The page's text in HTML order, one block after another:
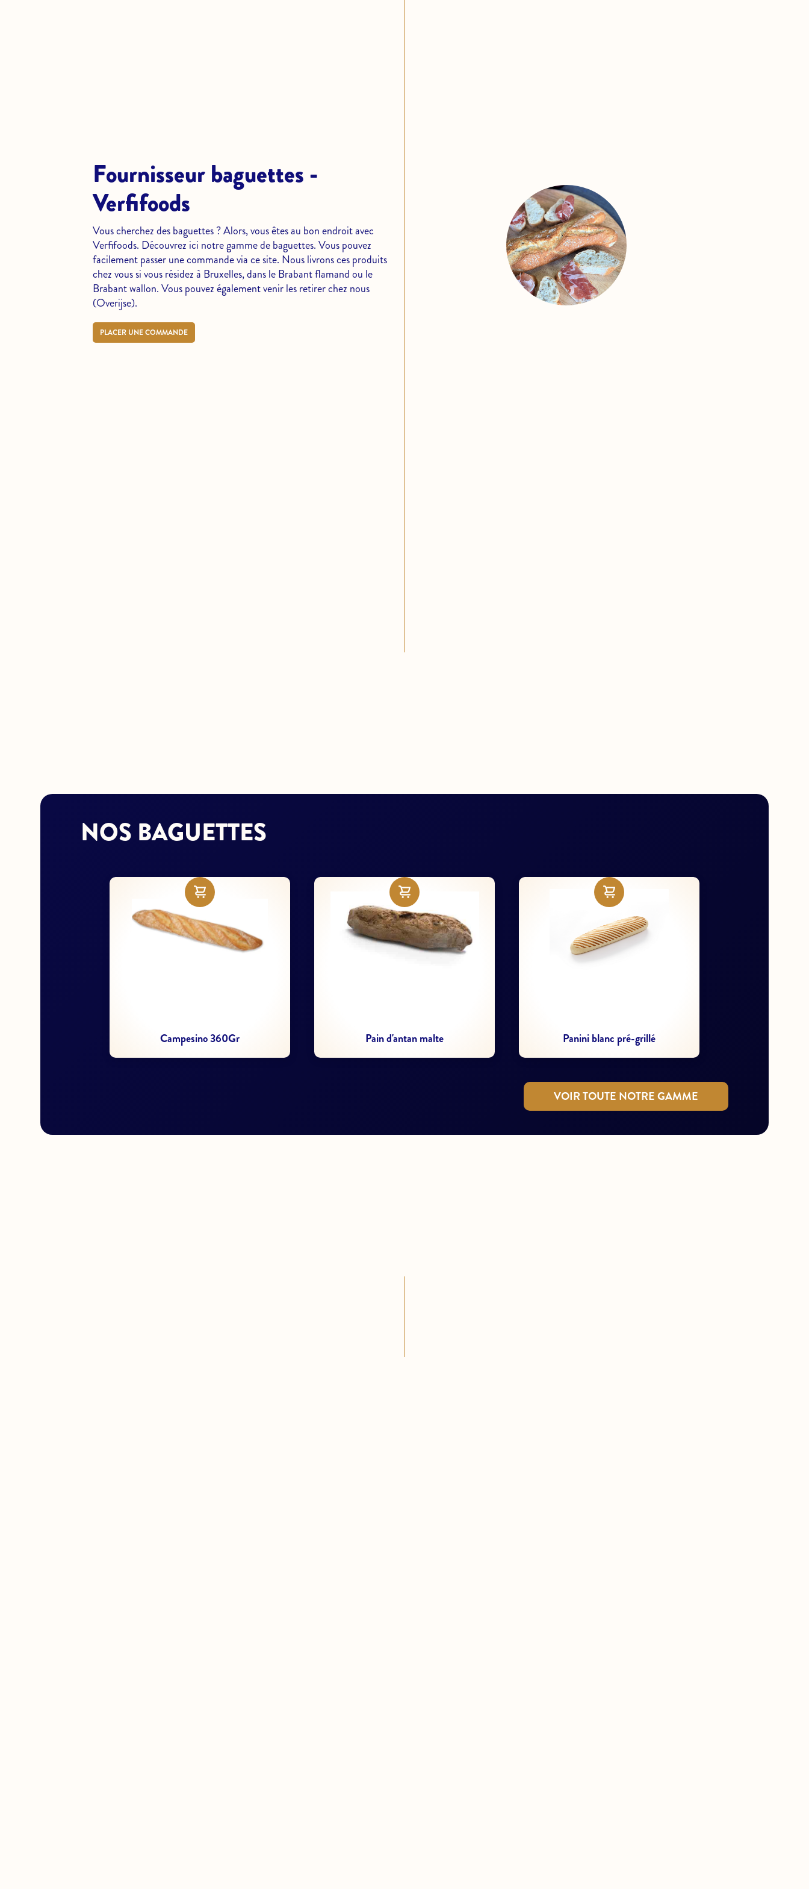
Fournisseur baguettes -
Verfifoods
Vous cherchez des baguettes ? Alors, vous êtes au bon endroit avec
Verfifoods. Découvrez ici notre gamme de baguettes. Vous pouvez
facilement passer une commande via ce site. Nous livrons ces produits
chez vous si vous résidez à Bruxelles, dans le Brabant flamand ou le
Brabant wallon. Vous pouvez également venir les retirer chez nous
(Overijse).
PLACER UNE COMMANDE
NOS BAGUETTES
Ciabatta rustique Fitness campagnard Maxi provencette - panini
VOIR TOUTE NOTRE GAMME